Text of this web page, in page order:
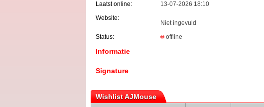
Laatst online:
13-07-2026 18:10
Website:
Niet ingevuld
Status:
offline
Informatie
Signature
Wishlist AJMouse